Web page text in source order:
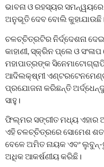
ଭାବନା ଓ ରହସ୍ୟର
ଅନୁଭୂତି ଦେବ ବୋଲି କୁହାଯାଉଛି।
ଚଳଚ୍ଚିତ୍ରଟିର ନିର୍ଦ୍ଦେଶନା
କାହାଣୀ, ସ୍କ୍ରିନ ପ୍ଲେ ଓ ସଂଳାପ
ମହାପାତ୍ରଙ୍କ
ଆଦିଲକ୍ଷ୍ମୀ
ପ୍ରଯୋଜନା କରିଛନ୍ତି
ସାହୁ।
ଫିଲ୍ମର ସଙ୍ଗୀତ ମଧ୍ୟ ଏହାର
ଏହି ଚଳଚ୍ଚିତ୍ରରେ ସୋମେଶ
ବେଳେ ଅମିତ ନାୟକ ଏବଂ
ଅଧିକ ଆକର୍ଷଣୀୟ କରିଛି।